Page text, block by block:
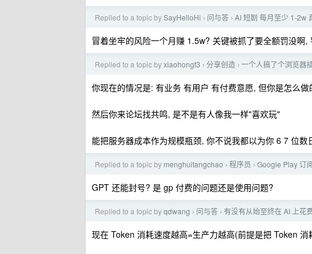
Replied to a topic bySayHelloHi › 问与答 › AI 短剧 每月至少 1-2w
冒着坐牢的风险一个月赚 1.5w? 关键被抓了要全额罚没啊,
Replied to a topic byxiaohongt3 › 分享创造 › 一个人搞了个浏览器
你现在的情况是: 有业务 有用户 有付费意愿, 但你是怎么
然后你来论坛找共鸣, 是不是有人像我一样"喜欢玩"
能把服务器成本作为规模瓶颈, 你不说我都以为你 6 7 位数
Replied to a topic by menghuitangchao › 程序员 › Google Play 订
GPT 还能封号? 是 gp 付费的问题还是使用问题?
Replied to a topic byqdwang › 问与答 › 有没有从始至终在 AI 上花
现在 Token 消耗速度越高=生产力越高(前提是把 Token 消